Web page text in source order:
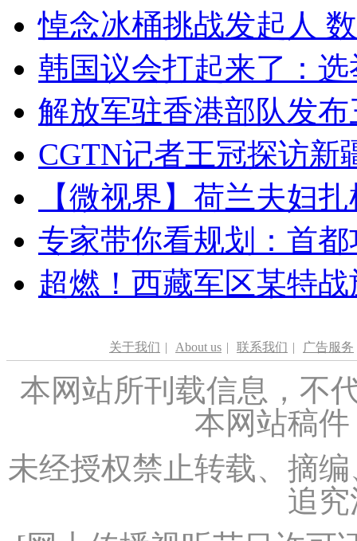
悼念冰桶挑战发起人
韩国议会打起来了：
解放军驻香港部队发
CGTN记者王冠探访新
【微视界】荷兰夫妇
专家带你看规划：首
超燃！西藏军区某特
关于我们 | About us | 联系我们 | 广告服务
本网站所刊载信息，不
本网站稿
未经授权禁止转载、摘
追